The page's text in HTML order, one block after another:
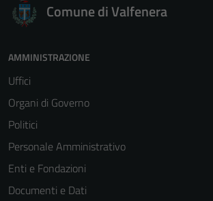
Comune di Valfenera
AMMINISTRAZIONE
Uffici
Organi di Governo
Politici
Personale Amministrativo
Enti e Fondazioni
Documenti e Dati